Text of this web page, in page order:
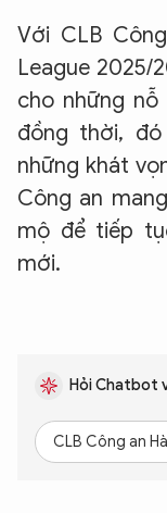
​Với CLB
League 2025/
cho những nỗ
đồng thời,
những khát
Công an
mộ để tiếp
mới.
Hỏi Chatbot
CLB Công an